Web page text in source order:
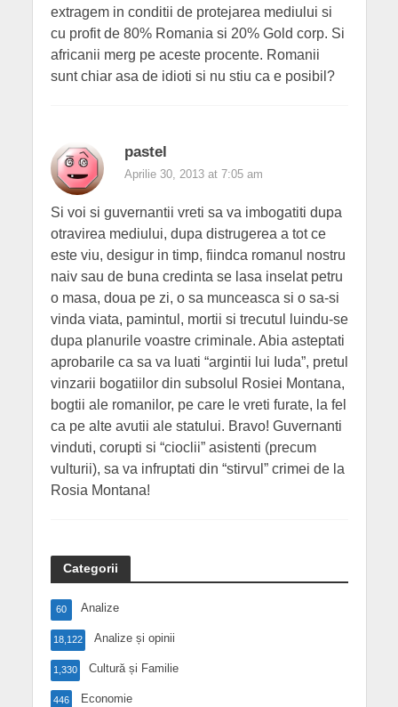
extragem in conditii de protejarea mediului si
cu profit de 80% Romania si 20% Gold corp. Si
africanii merg pe aceste procente. Romanii
sunt chiar asa de idioti si nu stiu ca e posibil?
pastel
Aprilie 30, 2013 at 7:05 am
Si voi si guvernantii vreti sa va imbogatiti dupa
otravirea mediului, dupa distrugerea a tot ce
este viu, desigur in timp, fiindca romanul nostru
naiv sau de buna credinta se lasa inselat petru
o masa, doua pe zi, o sa munceasca si o sa-si
vinda viata, pamintul, mortii si trecutul luindu-se
dupa planurile voastre criminale. Abia asteptati
aprobarile ca sa va luati “argintii lui Iuda”, pretul
vinzarii bogatiilor din subsolul Rosiei Montana,
bogtii ale romanilor, pe care le vreti furate, la fel
ca pe alte avutii ale statului. Bravo! Guvernanti
vinduti, corupti si “cioclii” asistenti (precum
vulturii), sa va infruptati din “stirvul” crimei de la
Rosia Montana!
Categorii
Analize
60
Analize și opinii
18,122
Cultură și Familie
1,330
Economie
446